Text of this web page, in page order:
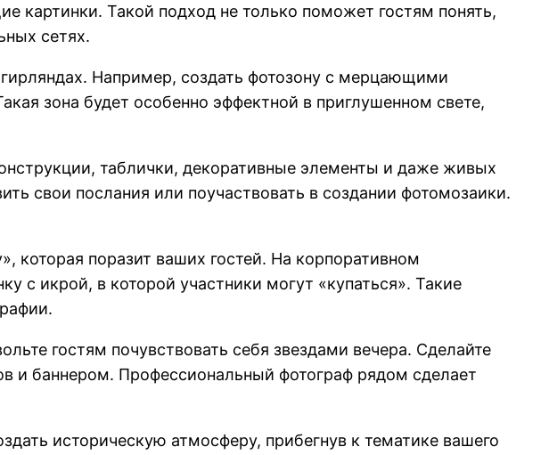
картинки. Такой подход не только поможет гостям понять,
сетях.
Например, создать фотозону с мерцающими
зона будет особенно эффектной в приглушенном свете,
таблички, декоративные элементы и даже живых
свои послания или поучаствовать в создании фотомозаики.
которая поразит ваших гостей. На корпоративном
с икрой, в которой участники могут «купаться». Такие
гостям почувствовать себя звездами вечера. Сделайте
и баннером. Профессиональный фотограф рядом сделает
историческую атмосферу, прибегнув к тематике вашего